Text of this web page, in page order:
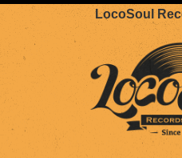
LocoSoul